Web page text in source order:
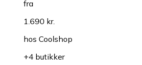
fra
1.690 kr.
hos Coolshop
+4 butikker